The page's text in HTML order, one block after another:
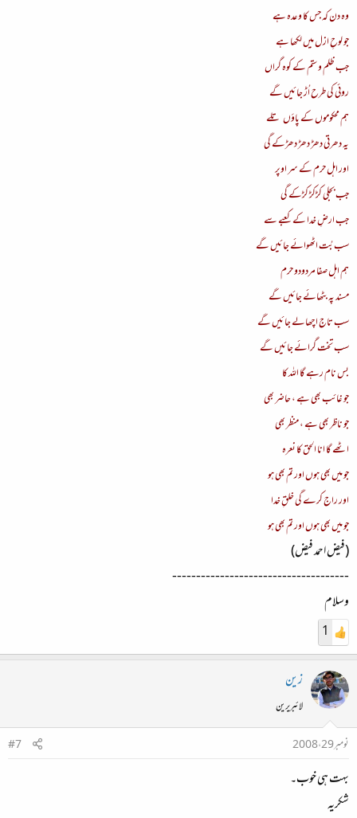
وہ دن کہ جس کا وعدہ ہے
جو لوحِ ازل میں لکھا ہے
جب ظلم و ستم کے کوہ گراں
روئی کی طرح اُڑ جائیں گے
ہم محکوموں کے پاؤں تلے
یہ دھرتی دھڑ دھڑ دھڑکے گی
اور اہل حرم کے سر اوپر
جب بجلی کڑکڑ کڑکے گی
جب ارضِ خدا کے کعبے سے
سب بُت اٹھوائے جائیں گے
ہم اہل صفا مردودو حرم
مسند پہ بٹھائے جائیں گے
سب تاج اچھالے جائیں گے
سب تخت گرائے جائیں گے
بس نام رہے گا اللہ کا
جو غائب بھی ہے ، حاضر بھی
جو ناظر بھی ہے ، منظر بھی
اٹھے گا انا الحق کا نعرہ
جو میں بھی ہوں اور تم بھی ہو
اور راج کرے گی خلقِ خدا
جو میں بھی ہوں اور تم بھی ہو
(فیض احمد فیض)
-------------------------------------
وسلام
1
زین
لائبریرین
نومبر 29، 2008
#7
بہت ہی خوب۔
شکریہ